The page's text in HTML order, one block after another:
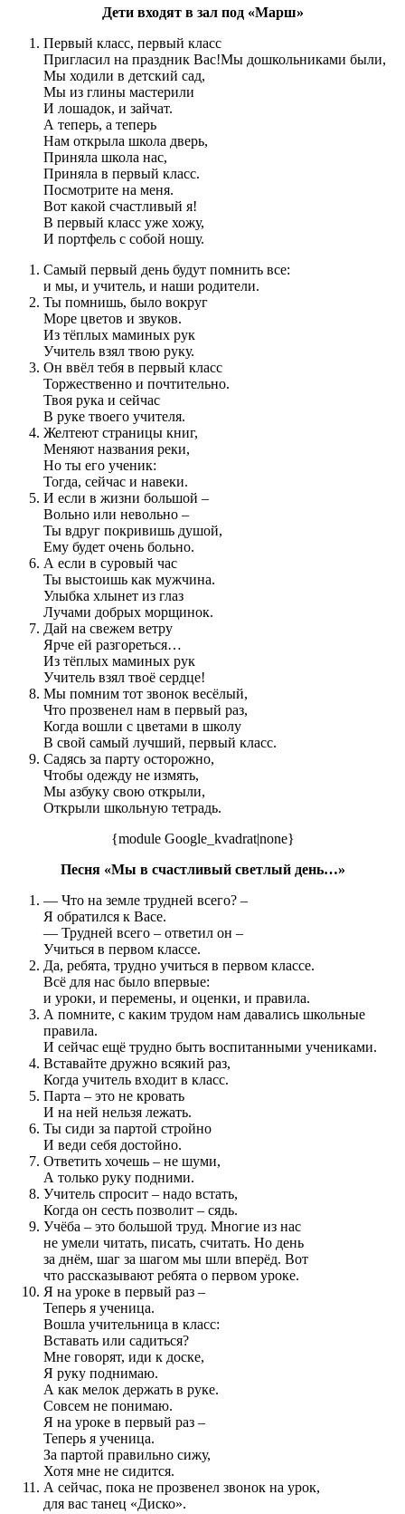
Дети входят в зал под «Марш»
Первый класс, первый класс
Пригласил на праздник Вас!Мы дошкольниками были,
Мы ходили в детский сад,
Мы из глины мастерили
И лошадок, и зайчат.
А теперь, а теперь
Нам открыла школа дверь,
Приняла школа нас,
Приняла в первый класс.
Посмотрите на меня.
Вот какой счастливый я!
В первый класс уже хожу,
И портфель с собой ношу.
Самый первый день будут помнить все:
и мы, и учитель, и наши родители.
Ты помнишь, было вокруг
Море цветов и звуков.
Из тёплых маминых рук
Учитель взял твою руку.
Он ввёл тебя в первый класс
Торжественно и почтительно.
Твоя рука и сейчас
В руке твоего учителя.
Желтеют страницы книг,
Меняют названия реки,
Но ты его ученик:
Тогда, сейчас и навеки.
И если в жизни большой –
Вольно или невольно –
Ты вдруг покривишь душой,
Ему будет очень больно.
А если в суровый час
Ты выстоишь как мужчина.
Улыбка хлынет из глаз
Лучами добрых морщинок.
Дай на свежем ветру
Ярче ей разгореться…
Из тёплых маминых рук
Учитель взял твоё сердце!
Мы помним тот звонок весёлый,
Что прозвенел нам в первый раз,
Когда вошли с цветами в школу
В свой самый лучший, первый класс.
Садясь за парту осторожно,
Чтобы одежду не измять,
Мы азбуку свою открыли,
Открыли школьную тетрадь.
{module Google_kvadrat|none}
Песня «Мы в счастливый светлый день…»
— Что на земле трудней всего? –
Я обратился к Васе.
— Трудней всего – ответил он –
Учиться в первом классе.
Да, ребята, трудно учиться в первом классе.
Всё для нас было впервые:
и уроки, и перемены, и оценки, и правила.
А помните, с каким трудом нам давались школьные
правила.
И сейчас ещё трудно быть воспитанными учениками.
Вставайте дружно всякий раз,
Когда учитель входит в класс.
Парта – это не кровать
И на ней нельзя лежать.
Ты сиди за партой стройно
И веди себя достойно.
Ответить хочешь – не шуми,
А только руку подними.
Учитель спросит – надо встать,
Когда он сесть позволит – сядь.
Учёба – это большой труд. Многие из нас
не умели читать, писать, считать. Но день
за днём, шаг за шагом мы шли вперёд. Вот
что рассказывают ребята о первом уроке.
Я на уроке в первый раз –
Теперь я ученица.
Вошла учительница в класс:
Вставать или садиться?
Мне говорят, иди к доске,
Я руку поднимаю.
А как мелок держать в руке.
Совсем не понимаю.
Я на уроке в первый раз –
Теперь я ученица.
За партой правильно сижу,
Хотя мне не сидится.
А сейчас, пока не прозвенел звонок на урок,
для вас танец «Диско».